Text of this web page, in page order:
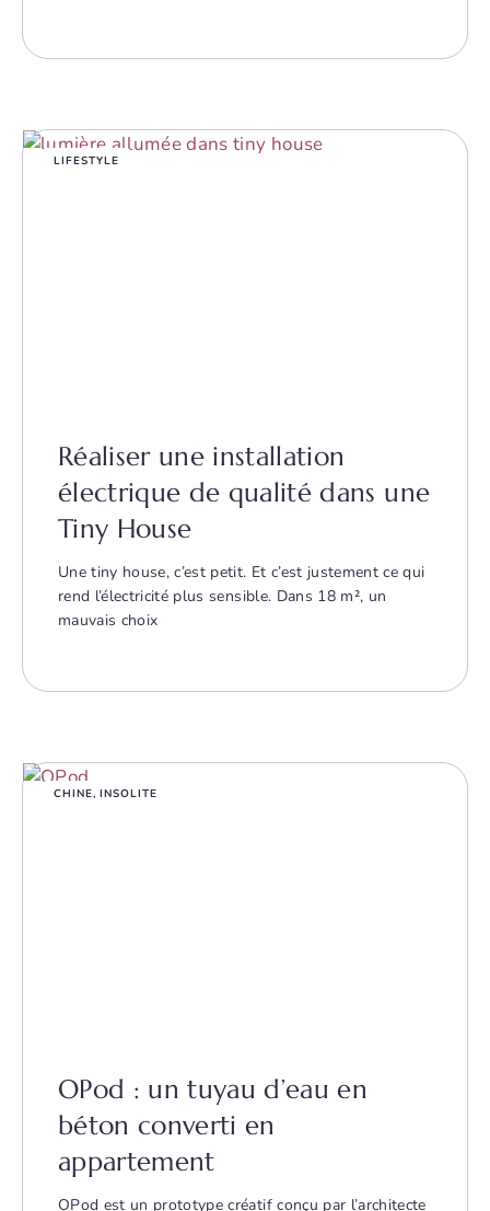
LIFESTYLE
Réaliser une installation
électrique de qualité dans une
Tiny House
Une tiny house, c’est petit. Et c’est justement ce qui
rend l’électricité plus sensible. Dans 18 m², un
mauvais choix
CHINE, INSOLITE
OPod : un tuyau d’eau en
béton converti en
appartement
OPod est un prototype créatif conçu par l’architecte